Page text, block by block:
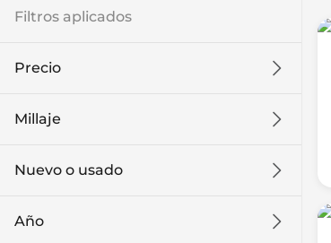
Filtros aplicados
Precio
Millaje
Nuevo o usado
Año